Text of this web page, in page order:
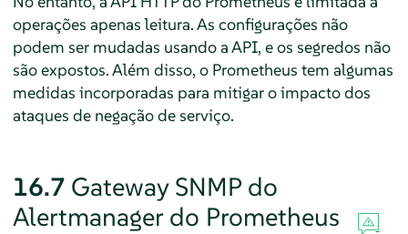
operações apenas leitura. As configurações não
podem ser mudadas usando a API, e os segredos não
são expostos. Além disso, o Prometheus tem algumas
medidas incorporadas para mitigar o impacto dos
ataques de negação de serviço.
16.7 Gateway SNMP do
Alertmanager do Prometheus